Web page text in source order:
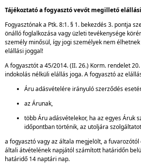
Tájékoztató a fogyasztó vevőt megillető
Fogyasztónak a Ptk. 8:1. § 1. bekezdés 3. pontja
önálló foglalkozása vagy üzleti tevékenysége
személy minősül, így jogi személyek nem
elállási joggal!
A fogyasztót a 45/2014. (II. 26.) Korm. rendelet
indokolás nélküli elállás joga. A fogyasztó az
Áru adásvételére irányuló szerződés
az Árunak,
több Áru adásvételekor, ha az egyes Áruk
időpontban történik, az utoljára
a fogyasztó vagy az általa megjelölt, a
általi átvételének napjától számított határidőn
határidő 14 naptári nap.